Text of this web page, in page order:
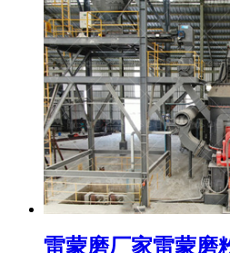
雷蒙磨厂家雷蒙磨